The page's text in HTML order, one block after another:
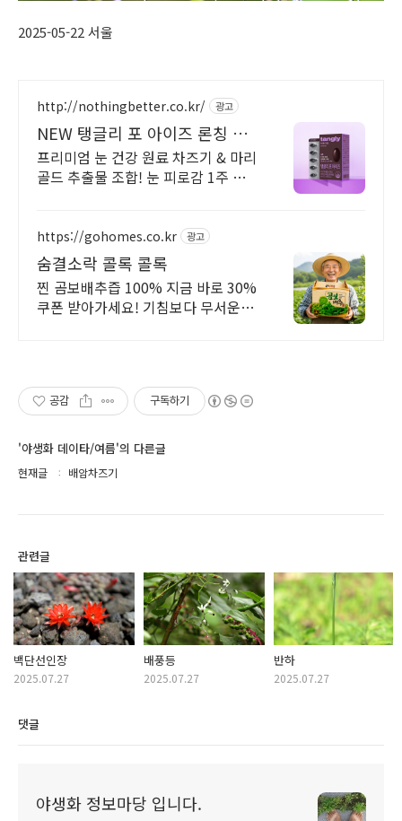
2025-05-22 서울
http://nothingbetter.co.kr/ 광고
NEW 탱글리 포 아이즈 론칭 기
념 반값 특가
프리미엄 눈 건강 원료 차즈기 & 마리
골드 추출물 조합! 눈 피로감 1주 내
https://gohomes.co.kr 광고
숨결소락 콜록 콜록
찐 곰보배추즙 100% 지금 바로 30%
쿠폰 받아가세요! 기침보다 무서운 것
공감 구독하기
'야생화 데이타/여름'의 다른글
현재글 배암차즈기
관련글
백단선인장
2025.07.27
배풍등
2025.07.27
반하
2025.07.27
댓글
야생화 정보마당 입니다.